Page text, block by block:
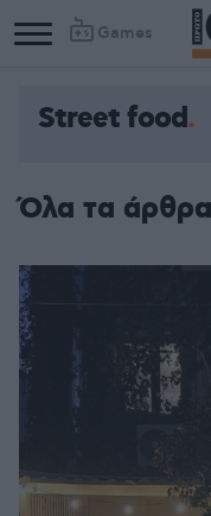
Games
Street food
Όλα τα